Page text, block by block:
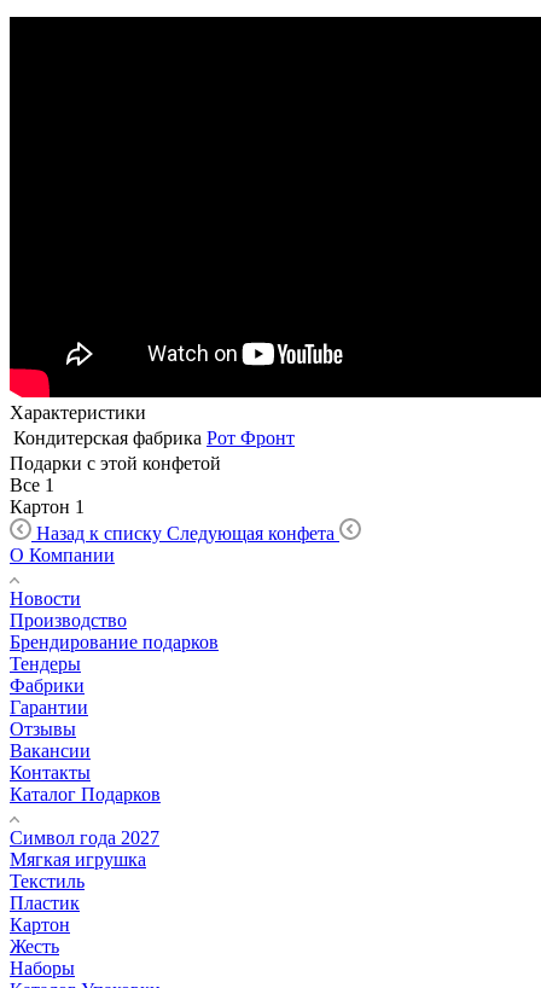
Характеристики
Кондитерская фабрика Рот Фронт
Подарки с этой конфетой
Все 1
Картон 1
Назад к списку Следующая конфета
О Компании
Новости
Производство
Брендирование подарков
Тендеры
Фабрики
Гарантии
Отзывы
Вакансии
Контакты
Каталог Подарков
Символ года 2027
Мягкая игрушка
Текстиль
Пластик
Картон
Жесть
Наборы